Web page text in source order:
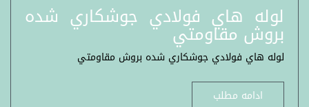
لوله هاي فولادي جوشكاري شده
بروش مقاومتي
لوله هاي فولادي جوشكاري شده بروش مقاومتي
ادامه مطلب